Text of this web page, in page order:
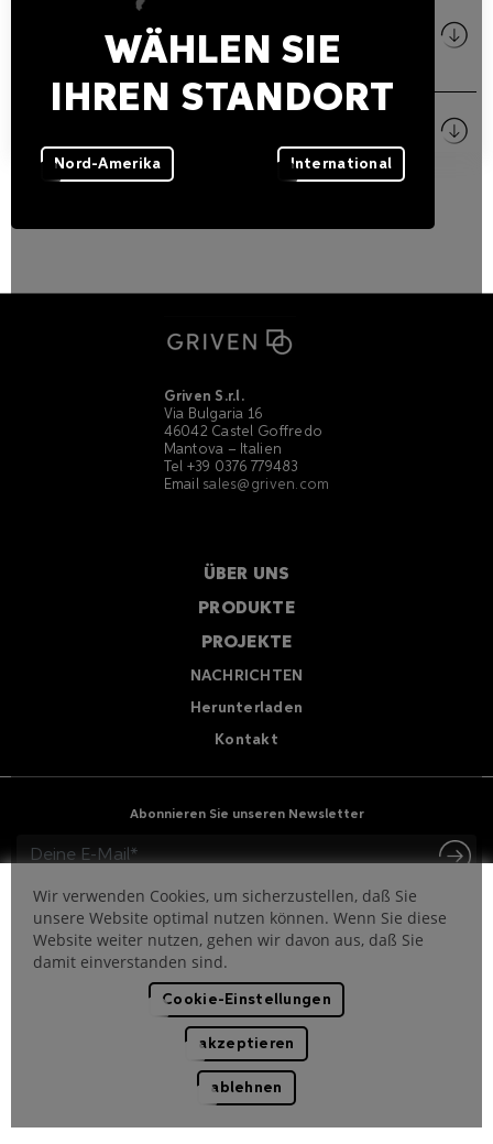
Griven S.r.l.
Via Bulgaria 16
46042 Castel Goffredo
Mantova – Italien
Tel +39 0376 779483
Email sales@griven.com
ÜBER UNS
PRODUKTE
PROJEKTE
NACHRICHTEN
Herunterladen
Kontakt
Abonnieren Sie unseren Newsletter
Copyright © 2026 Griven S.r.l. – VAT n. IT01404480202
Rechtlicher hinweis
P.IVA e CF 01404480202   Reg. Imprese n. 01404480202
WÄHLEN SIE
IHREN STANDORT
Nord-Amerika International
Wir verwenden Cookies, um sicherzustellen, daß Sie
unsere Website optimal nutzen können. Wenn Sie diese
Website weiter nutzen, gehen wir davon aus, daß Sie
damit einverstanden sind.
Cookie-Einstellungen
akzeptieren
ablehnen